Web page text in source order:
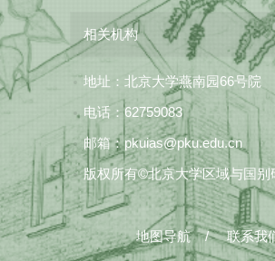
相关机构
地址：北京大学燕南园66号院
电话：62759083
邮箱：pkuias@pku.edu.cn
版权所有©北京大学区域与国别
地图导航 / 联系我